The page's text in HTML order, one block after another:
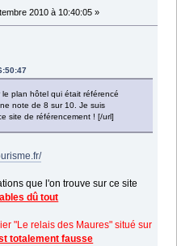
2010 à 10:40:05 »
plan hôtel qui était référencé
note de 8 sur 10. Je suis
site de référencement ! [/url]
que l'on trouve sur ce site
dû tout
"Le relais des Maures" situé sur
totalement fausse